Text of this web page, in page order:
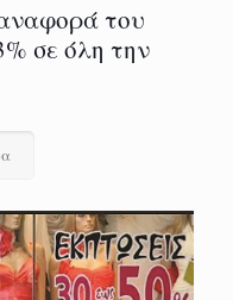
του
σε όλη την